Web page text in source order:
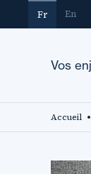
au
Fr En
Vos
Accueil